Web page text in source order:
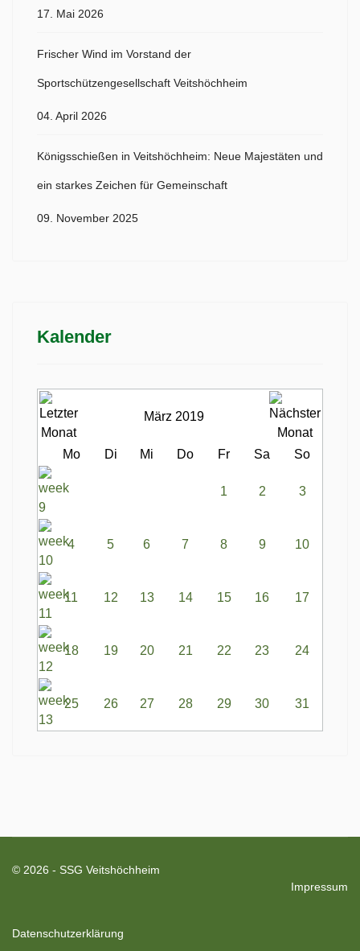
17. Mai 2026
Frischer Wind im Vorstand der
Sportschützengesellschaft Veitshöchheim
04. April 2026
Königsschießen in Veitshöchheim: Neue Majestäten und
ein starkes Zeichen für Gemeinschaft
09. November 2025
Kalender
März 2019
Mo Di Mi Do Fr Sa So
1 2 3
4 5 6 7 8 9 10
11 12 13 14 15 16 17
18 19 20 21 22 23 24
25 26 27 28 29 30 31
© 2026 - SSG Veitshöchheim
Impressum
Datenschutzerklärung